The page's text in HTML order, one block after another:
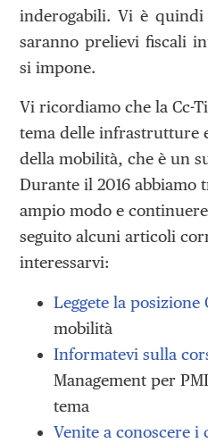
inderogabili. Vi è
saranno prelievi fiscali
si impone.
Vi ricordiamo che la Cc-
tema delle infrastrutture
della mobilità, che è un
Durante il 2016 abbiamo
ampio modo e
seguito alcuni articoli
interessarvi:
Leggete la posizione
mobilità
Informatevi sulla
Management per
tema
Venite a conoscere i